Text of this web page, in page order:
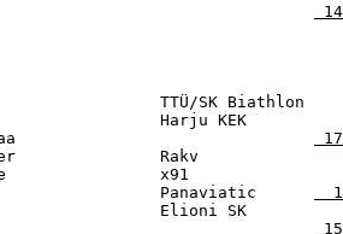
Vallikivi
14
Henry
Treier
Hillermaa
17
Madalvee
Panaviatic
  1
Liiver
Mataloja
15